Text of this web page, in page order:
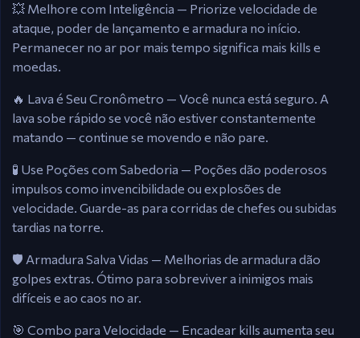
💥 Melhore com Inteligência — Priorize velocidade de
ataque, poder de lançamento e armadura no início.
Permanecer no ar por mais tempo significa mais kills e
moedas.
🔥 Lava é Seu Cronômetro — Você nunca está seguro. A
lava sobe rápido se você não estiver constantemente
matando — continue se movendo e não pare.
🧪 Use Poções com Sabedoria — Poções dão poderosos
impulsos como invencibilidade ou explosões de
velocidade. Guarde-as para corridas de chefes ou subidas
tardias na torre.
🛡️ Armadura Salva Vidas — Melhorias de armadura dão
golpes extras. Ótimo para sobreviver a inimigos mais
difíceis e ao caos no ar.
🎯 Combo para Velocidade — Encadear kills aumenta seu